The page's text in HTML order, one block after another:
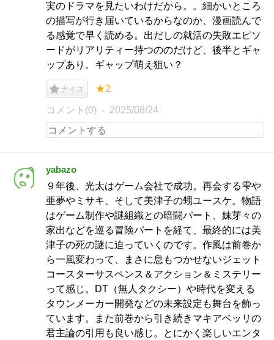
実のドラマを見たいわけだから。。細かいところ
の描写が行き届いているからなのか、漫画読んで
る感覚で早く読める。出だしの就活の失敗エピソ
ードがリアリティー持つののだけど、後半とギャ
ップあり。ギャップ萌え狙い？
ナイス ★2
コメント(0) 2025/08/24
yabazo
９年後、光太はゲーム会社で成功。再会する雫や
亜夢やミサキ、そして美津子の甥ユースケ。物語
はゲーム制作や謎組織との暗闘パート、妹芽々の
家出などを巡る冒険パートを経て、最終的には美
津子の死の謎に迫っていくのです。作風は前巻か
ら一風変わって、まさに息もつかせないジェット
コースターサスペンス＆アクション＆ミステリー
って感じ。DT（無人タクシー）や時代を変える
タウンメーカー開発などの未来設定も舞台を飾っ
ています。また前巻から引き続きマキアベッリの
君主論の引用も良い感じ。とにかく楽しいエンタ